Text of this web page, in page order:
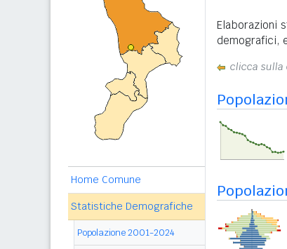
Home Comune
Statistiche Demografiche
Popolazione 2001-2024
Elaborazioni
demografici,
clicca sulla